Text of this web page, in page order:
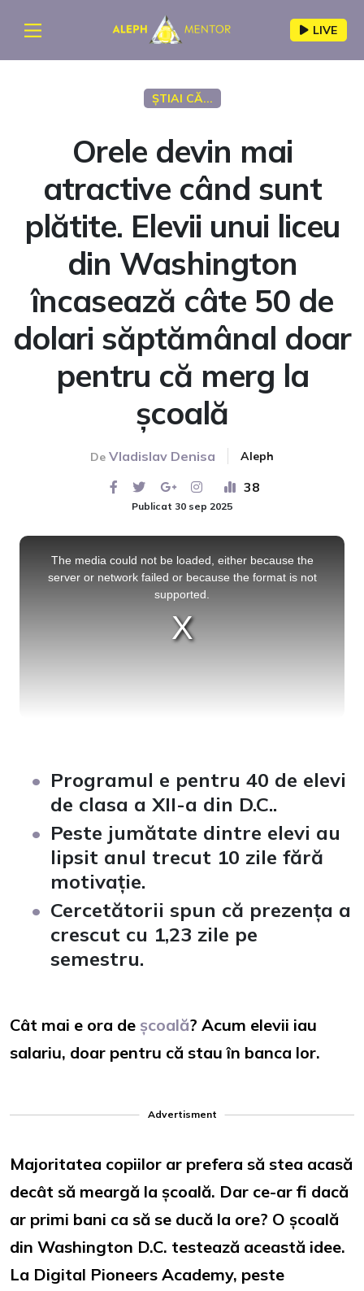
LIVE
ȘTIAI CĂ...
Orele devin mai
atractive când sunt
plătite. Elevii unui liceu
din Washington
încasează câte 50 de
dolari săptămânal doar
pentru că merg la
școală
De Vladislav Denisa Aleph
38
Publicat 30 sep 2025
This
The media could not be loaded, either because the
server or network failed or because the format is not
supported.
Programul e pentru 40 de elevi
de clasa a XII-a din D.C..
Peste jumătate dintre elevi au
lipsit anul trecut 10 zile fără
motivație.
Cercetătorii spun că prezența a
crescut cu 1,23 zile pe
semestru.
Cât mai e ora de școală? Acum elevii iau
salariu, doar pentru că stau în banca lor.
Advertisment
Majoritatea copiilor ar prefera să stea acasă
decât să meargă la școală. Dar ce-ar fi dacă
ar primi bani ca să se ducă la ore? O școală
din Washington D.C. testează această idee.
La Digital Pioneers Academy, peste